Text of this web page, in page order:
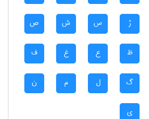
ژ س ش ص
ظ ع غ ف
گ ل م ن
ی